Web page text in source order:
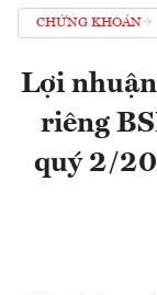
CHỨNG KHOÁN
Lợi
riêng
quý 2/